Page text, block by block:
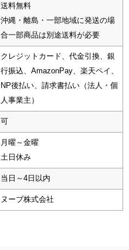
送料無料
沖縄・離島・一部地域に発送の場
合一部商品は別途送料が必要
クレジットカード、代金引換、銀
行振込、AmazonPay、楽天ペイ、
NP後払い、請求書払い（法人・個
人事業主）
可
月曜～金曜
土日休み
当日～4日以内
ヌーブ株式会社